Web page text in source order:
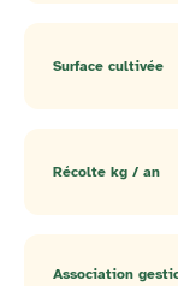
Surface cultivée
Récolte kg / an
Association